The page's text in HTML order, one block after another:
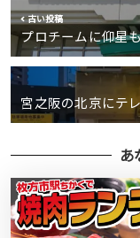
古い投稿
プロチームに仰星
宮之阪の北京にテ
あ